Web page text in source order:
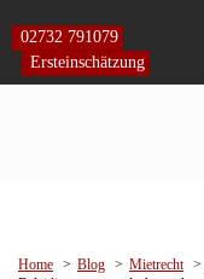
content
02732 791079
Ersteinschätzung
Home Blog
Mietrecht